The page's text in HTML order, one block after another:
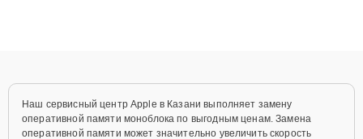
Наш сервисный центр Apple в Казани выполняет замену
оперативной памяти моноблока по выгодным ценам. Замена
оперативной памяти может значительно увеличить скорость